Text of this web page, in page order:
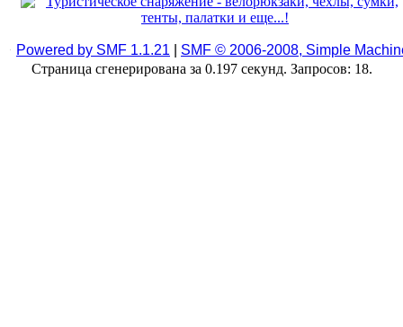
Powered by SMF 1.1.21
SMF © 2006-2008, Simple
Страница сгенерирована за 0.197 секунд. Запросов: 18.